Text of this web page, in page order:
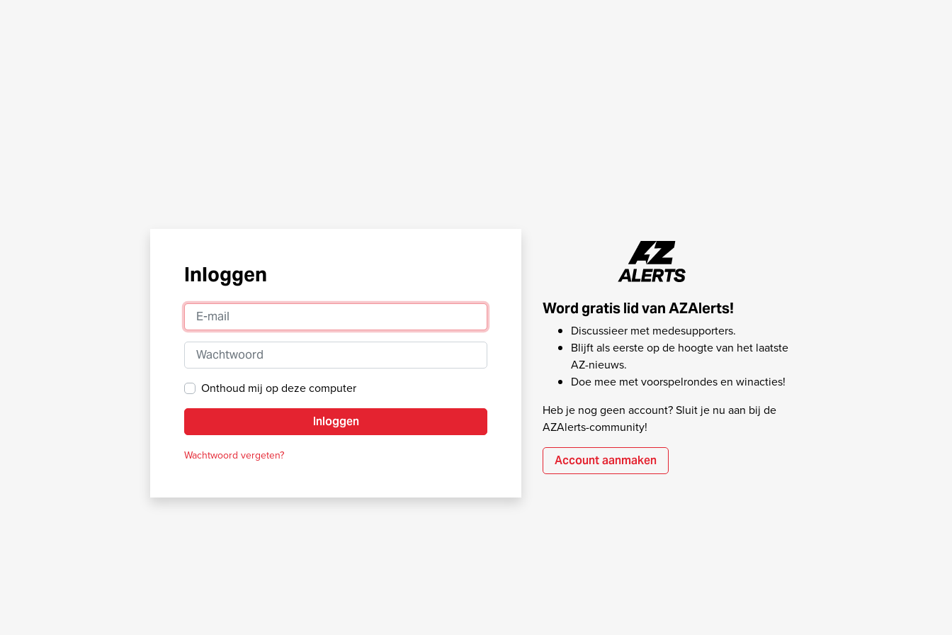
Inloggen
E-mail
Wachtwoord
Onthoud mij op deze computer
Inloggen
Wachtwoord vergeten?
Word gratis lid van AZAlerts!
Discussieer met medesupporters.
Blijft als eerste op de hoogte van het laatste
AZ-nieuws.
Doe mee met voorspelrondes en winacties!
Heb je nog geen account? Sluit je nu aan bij de
AZAlerts-community!
Account aanmaken